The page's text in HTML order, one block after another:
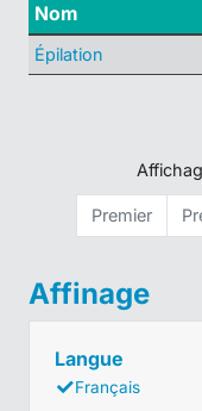
Nom
Épilation
Premier
Affinage
Langue
Français